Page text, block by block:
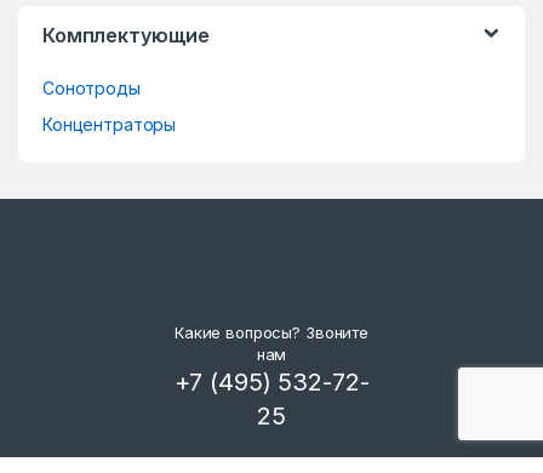
u
Комплектующие
Сонотроды
Концентраторы
Какие вопросы? Звоните
нам
+7 (495) 532-72-
25